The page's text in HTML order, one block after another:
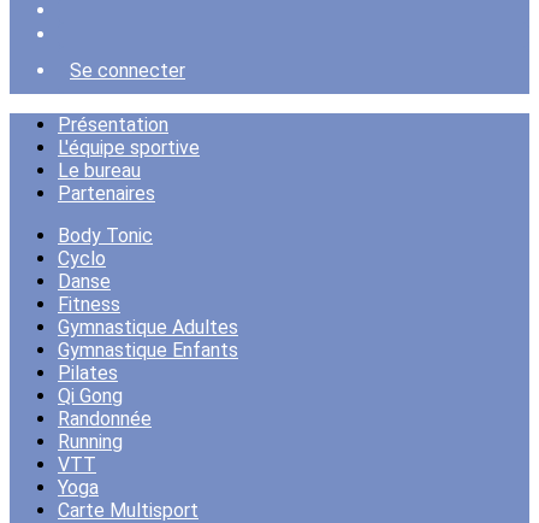
Se connecter
Présentation
L'équipe sportive
Le bureau
Partenaires
Body Tonic
Cyclo
Danse
Fitness
Gymnastique Adultes
Gymnastique Enfants
Pilates
Qi Gong
Randonnée
Running
VTT
Yoga
Carte Multisport